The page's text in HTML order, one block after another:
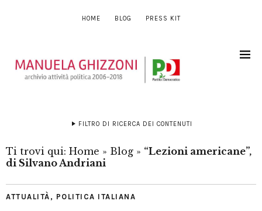
HOME BLOG PRESS KIT
FILTRO DI RICERCA DEI CONTENUTI
Ti trovi qui: Home » Blog » “Lezioni americane”,
di Silvano Andriani
ATTUALITÀ , POLITICA ITALIANA